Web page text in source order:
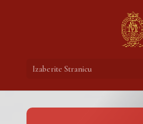
Izaberite Stranicu